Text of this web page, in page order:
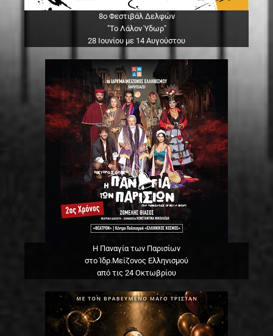
8ο Φεστιβάλ Δελφών
"Το Λάλον Ύδωρ"
28 Ιουνίου με 14 Αυγούστου
Η Παναγία των Παρισίων
στο Ίδρ.Μείζονος Ελληνισμού
από τις 24 Οκτωβρίου